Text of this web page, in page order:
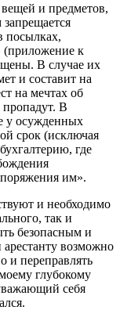
и предметов,
посылках,
(приложение к
В случае их
и составит на
на мечтах об
В
у осужденных
срок (исключая
где
им».
и необходимо
так и
безопасным и
возможно
и переправлять
глубокому
себя